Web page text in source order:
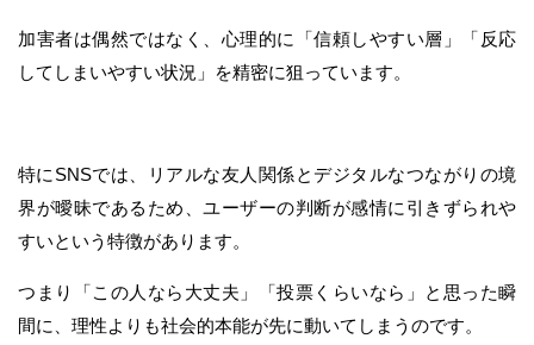
加害者は偶然ではなく、心理的に「信頼しやすい層」「反応
してしまいやすい状況」を精密に狙っています。
特にSNSでは、リアルな友人関係とデジタルなつながりの境
界が曖昧であるため、ユーザーの判断が感情に引きずられや
すいという特徴があります。
つまり「この人なら大丈夫」「投票くらいなら」と思った瞬
間に、理性よりも社会的本能が先に動いてしまうのです。